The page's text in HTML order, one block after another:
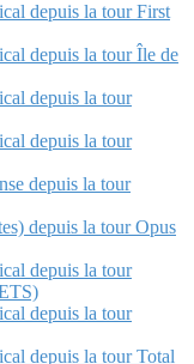
depuis la tour First
depuis la tour Île de
depuis la tour
depuis la tour
depuis la tour
depuis la tour Opus
depuis la tour
depuis la tour
depuis la tour Total